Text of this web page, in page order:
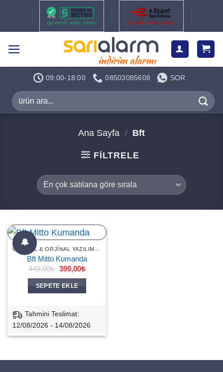
09:00-18:00 08503085608 SOR
Ara:
Ana Sayfa / Bft
FILTRELE
🔔
Bft Mitto Kumanda
449,00₺ Orijinal
fiyat:
449,00₺.
399,00₺Şu
SEPETE EKLE
Tahmini Teslimat:
12/08/2026 - 14/08/2026